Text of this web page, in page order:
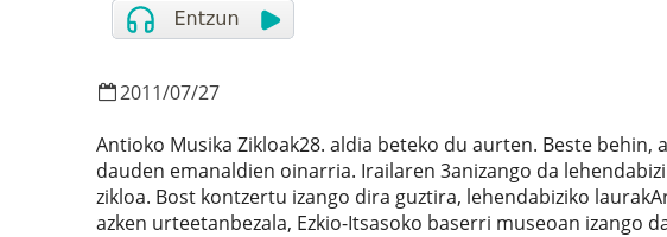
2011/07/27
Antioko Musika Zikloak28. aldia beteko du aurten. Beste
dauden emanaldien oinarria. Irailaren 3anizango da
zikloa. Bost kontzertu izango dira guztira, lehendabiziko
azken urteetanbezala, Ezkio-Itsasoko baserri museoan izango